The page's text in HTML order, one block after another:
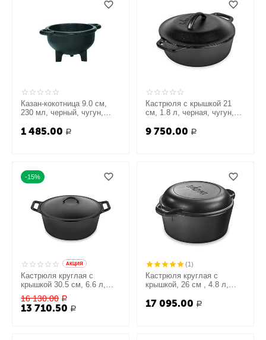
Казан-кокотница 9.0 см,
230 мл, черный, чугун,
1 485.00 Р
Кастрюля с крышкой 21
см, 1.8 л, черная, чугун,
9 750.00 Р
-15%
AКЦИЯ
Кастрюля круглая с
крышкой 30.5 см, 6.6 л,
черная, чугун, Lodge
16 130.00 Р
13 710.50 Р
(1)
Кастрюля круглая с
крышкой, 26 см , 4.8 л,
17 095.00 Р